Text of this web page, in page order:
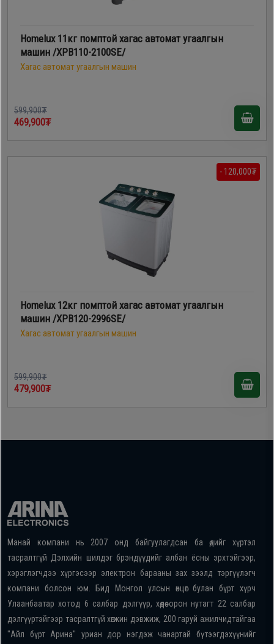
Homelux 11кг помптой хагас автомат угаалгын
машин /XPB110-2100SE/
Хагас автомат угаалгын машин
599,900₮
469,900₮
- 120,000₮
Homelux 12кг помптой хагас автомат угаалгын
машин /XPB120-2996SE/
Хагас автомат угаалгын машин
599,900₮
479,900₮
Манай компани нь 2007 онд байгуулагдсан ба өдийг хүртэл
тасралтгүй Дэлхийн шилдэг брэндүүдийг албан ёсны эрхтэйгээр,
хэрэглэгчдээ хүргэсээр электрон барааны зах зээлд тэргүүлэгч
компани болсон юм. Бид Монгол улсын өнцөг булан бүрт хүрч
Улаанбаатар хотод 6 салбар дэлгүүр, хөдөө орон нутагт 22 салбар
дэлгүүртэйгээр тасралтгүй хөгжин дэвжиж, 200 гаруй ажилчидтайгаа
"Айл бүрт Арина" уриан дор нэгдэж чанартай бүтээгдэхүүнийг